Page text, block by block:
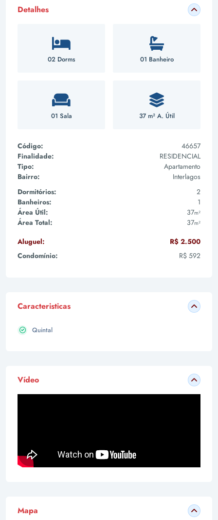
Detalhes
02 Dorms 01 Banheiro
01 Sala 37 m² A. Útil
Código:
46657
Finalidade:
RESIDENCIAL
Tipo:
Apartamento
Bairro:
Interlagos
Dormitórios:
2
Banheiros:
1
Área Útil:
37m²
Área Total: 37m²
Aluguel:
R$ 2.500
Condomínio:
R$ 592
Caracteristicas
Quintal
Vídeo
Mapa